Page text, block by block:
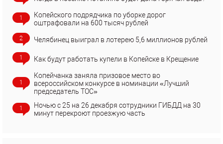
1
Копейского подрядчика по уборке дорог
оштрафовали на 600 тысяч рублей
2 Челябинец выиграл в лотерею 5,6 миллионов рублей
1 Как будут работать купели в Копейске в Крещение
1
Копейчанка заняла призовое место во
всероссийском конкурсе в номинации «Лучший
председатель ТОС»
1
Ночью с 25 на 26 декабря сотрудники ГИБДД на 30
минут перекроют проезжую часть